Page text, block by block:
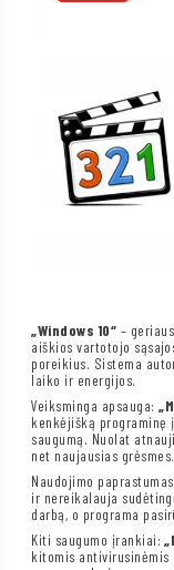
„Windows 10“ –
aiškios vartotojo
poreikius. Sistema
laiko ir energijos.
Veiksminga apsauga:
kenkėjišką programinę
saugumą. Nuolat
net naujausias grėsmes.
Naudojimo
ir nereikalauja
darbą, o programa
Kiti saugumo įrankiai:
kitomis antivirusinėmis